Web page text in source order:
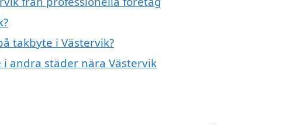
takbyte i Västervik?
andra städer nära Västervik